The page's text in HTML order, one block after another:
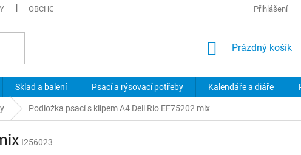
OBCHODNÍ PODMÍNKY PODMÍNKY OCHRANY OSOBNÍCH ÚDAJŮ
Přihlášení
NÁKUPNÍ
Prázdný košík
Sklad a balení Psací a rýsovací potřeby Kalendáře a diáře
Podložka psací s klipem A4 Deli Rio EF75202 mix
I256023